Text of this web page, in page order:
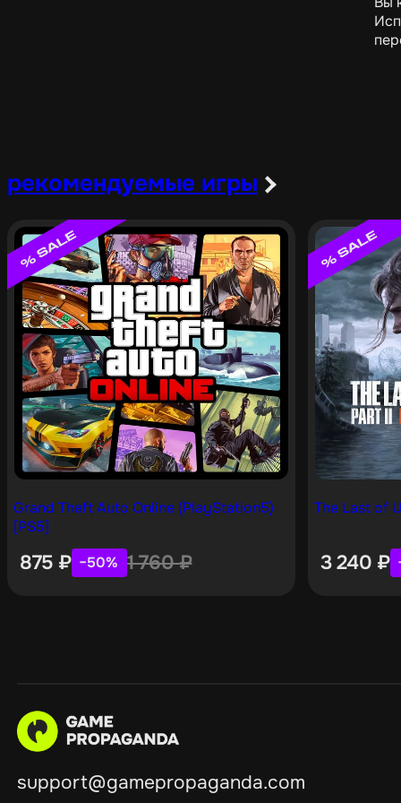
рекомендуемые игры
Grand Theft Auto Online (PlayStation5)
[PS5]
875 ₽ −50% 1 760₽
The Last of
3 240 ₽
support@gamepropaganda.com